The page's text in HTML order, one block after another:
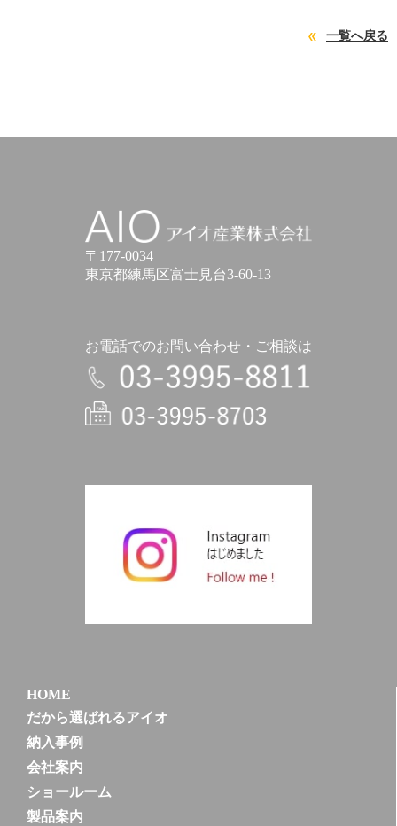
一覧へ戻る
アイオ産業株式会社
〒177-0034
東京都練馬区富士見台3-60-13
お電話でのお問い合わせ・ご相談は
電話
HOME
だから選ばれるアイオ
納入事例
会社案内
ショールーム
製品案内